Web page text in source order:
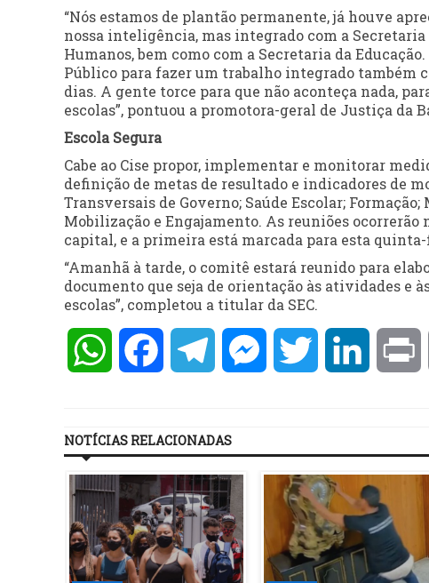
“Nós estamos de plantão permanente, já houve
nossa inteligência, mas integrado com a
Humanos, bem como com a Secretaria da
Público para fazer um trabalho integrado também
dias. A gente torce para que não aconteça nada,
escolas”, pontuou a promotora-geral de Justiça da
Escola Segura
Cabe ao Cise propor, implementar e monitorar
definição de metas de resultado e indicadores de
Transversais de Governo; Saúde Escolar;
Mobilização e Engajamento. As reuniões
capital, e a primeira está marcada para esta quinta-
“Amanhã à tarde, o comitê estará reunido para
documento que seja de orientação às atividades e
escolas”, completou a titular da SEC.
WhatsAppFacebookTelegramMessengerTwitter
NOTÍCIAS RELACIONADAS